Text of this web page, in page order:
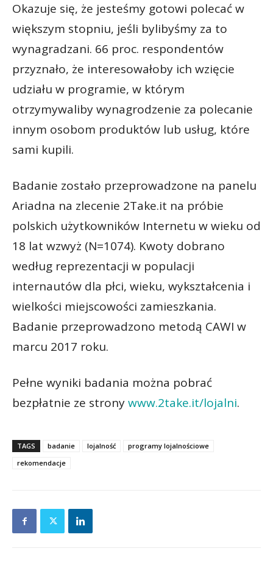
Okazuje się, że jesteśmy gotowi polecać w
większym stopniu, jeśli bylibyśmy za to
wynagradzani. 66 proc. respondentów
przyznało, że interesowałoby ich wzięcie
udziału w programie, w którym
otrzymywaliby wynagrodzenie za polecanie
innym osobom produktów lub usług, które
sami kupili.
Badanie zostało przeprowadzone na panelu
Ariadna na zlecenie 2Take.it na próbie
polskich użytkowników Internetu w wieku od
18 lat wzwyż (N=1074). Kwoty dobrano
według reprezentacji w populacji
internautów dla płci, wieku, wykształcenia i
wielkości miejscowości zamieszkania.
Badanie przeprowadzono metodą CAWI w
marcu 2017 roku.
Pełne wyniki badania można pobrać
bezpłatnie ze stronywww.2take.it/lojalni.
TAGS badanie lojalność
programy lojalnościowe
rekomendacje